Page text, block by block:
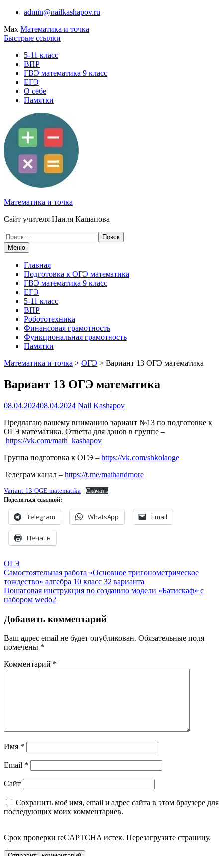
Перейти
содержимому
admin@nailkashapov.ru
Max Математика и точка
Быстрые ссылки
5-11 класс
ВПР
ГВЭ математика 9 класс
ЕГЭ
О себе
Памятки
Математика и точка
Сайт учителя Наиля Кашапова
Поиск
по:Меню
Главная
Подготовка к ОГЭ математика
ГВЭ математика 9 класс
ЕГЭ
5-11 класс
ВПР
Робототехника
Финансовая грамотность
Функциональная грамотность
Памятки
Математика и точка > ОГЭ > Вариант 13 ОГЭ математика
Вариант 13 ОГЭ математика
08.04.202408.04.2024 Nail Kashapov
Предлагаю вашему вниманию вариант №13 по подготовке к
ОГЭ математика. Ответы для донов в группе –
https://vk.com/math_kashapov
Группа подготовка к ОГЭ – https://vk.com/shkolaoge
Телеграм канал – https://t.me/mathandmore
Variant-13-OGE-matematika
Скачать
Поделиться ссылкой:
Telegram WhatsApp Email
Печать
ОГЭ
Навигация
по
записям
Самостоятельная работа «Основное тригонометрическое
тождество» алгебра 10 класс 32 варианта
Пошаговая инструкция по созданию модели «Батискаф» с
набором wedo2
Добавить комментарий
Ваш адрес email не будет опубликован. Обязательные поля
помечены *
Комментарий *
Имя *
Email *
Сайт
Сохранить моё имя, email и адрес сайта в этом браузере для
последующих моих комментариев.
Срок проверки reCAPTCHA истек. Перезагрузите страницу.